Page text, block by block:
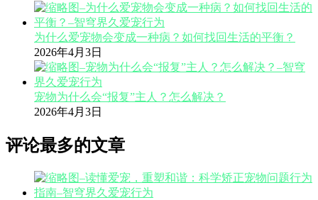
为什么爱宠物会变成一种病？如何找回生活的平衡？
2026年4月3日
宠物为什么会“报复”主人？怎么解决？
2026年4月3日
评论最多的文章